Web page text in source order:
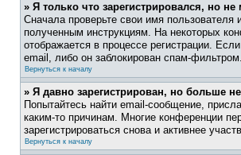
» Я только что зарегистрировался, но не
Сначала проверьте свои имя
полученным инструкциям. На некоторых
отображается в процессе регистрации.
email, либо он заблокирован спам-
Вернуться к началу
» Я давно зарегистрирован, но больше
Попытайтесь найти email-сообщение,
каким-то причинам. Многие конференции
зарегистрироваться снова и активнее
Вернуться к началу